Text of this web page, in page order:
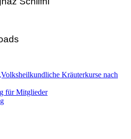
Kräuterkurse nach
für Mitglieder